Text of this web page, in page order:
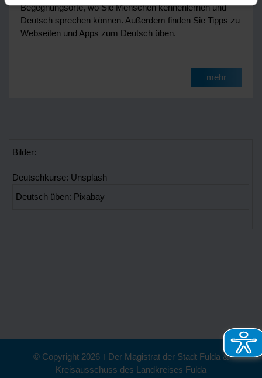
Begegnungsorte, wo Sie Menschen kennenlernen und
Deutsch sprechen können. Außerdem finden Sie Tipps zu
Webseiten und Apps zum Deutsch üben.
mehr
Bilder:
Deutschkurse: Unsplash
Deutsch üben: Pixabay
© Copyright 2026 | Der Magistrat der Stadt Fulda &
Kreisausschuss des Landkreises Fulda